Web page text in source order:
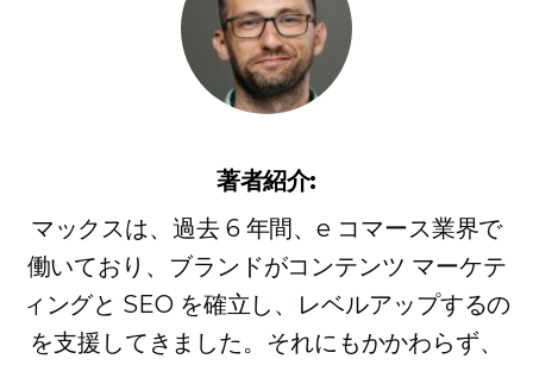
著者紹介:
マックスは、過去 6 年間、e コマース業界で
働いており、ブランドがコンテンツ マーケテ
ィングと SEO を確立し、レベルアップするの
を支援してきました。それにもかかわらず、